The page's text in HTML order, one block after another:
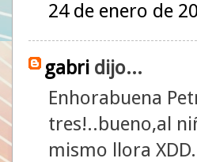
24 de enero de
gabri dijo...
Enhorabuena
tres!..bueno,al
mismo llora XDD.